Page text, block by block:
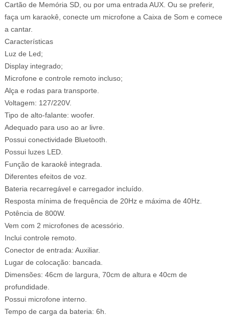
Cartão de Memória SD, ou por uma entrada AUX. Ou se preferir,
faça um karaokê, conecte um microfone a Caixa de Som e comece
a cantar.
Características
Luz de Led;
Display integrado;
Microfone e controle remoto incluso;
Alça e rodas para transporte.
Voltagem: 127/220V.
Tipo de alto-falante: woofer.
Adequado para uso ao ar livre.
Possui conectividade Bluetooth.
Possui luzes LED.
Função de karaokê integrada.
Diferentes efeitos de voz.
Bateria recarregável e carregador incluído.
Resposta mínima de frequência de 20Hz e máxima de 40Hz.
Potência de 800W.
Vem com 2 microfones de acessório.
Inclui controle remoto.
Conector de entrada: Auxiliar.
Lugar de colocação: bancada.
Dimensões: 46cm de largura, 70cm de altura e 40cm de
profundidade.
Possui microfone interno.
Tempo de carga da bateria: 6h.